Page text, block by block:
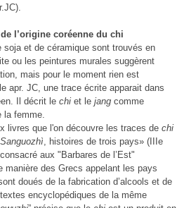
l’origine coréenne du chi
et de céramique sont trouvés en
ou les peintures murales suggèrent
mais pour le moment rien est
apr. JC, une trace écrite apparait dans
Il décrit le chi et le jang comme
la femme.
livres que l'on découvre les traces de chi
Sanguozhì, histoires de trois pays» (IIIe
aux "Barbares de l’Est"
manière des Grecs appelant les pays
doués de la fabrication d’alcools et de
encyclopédiques de la même